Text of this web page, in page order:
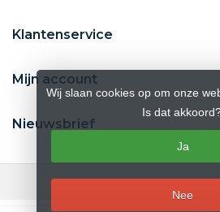
Klantenservice
Mijn account
Nieuwsbrief
Wij slaan cookies op om onze
Is dat
Ja
Nee